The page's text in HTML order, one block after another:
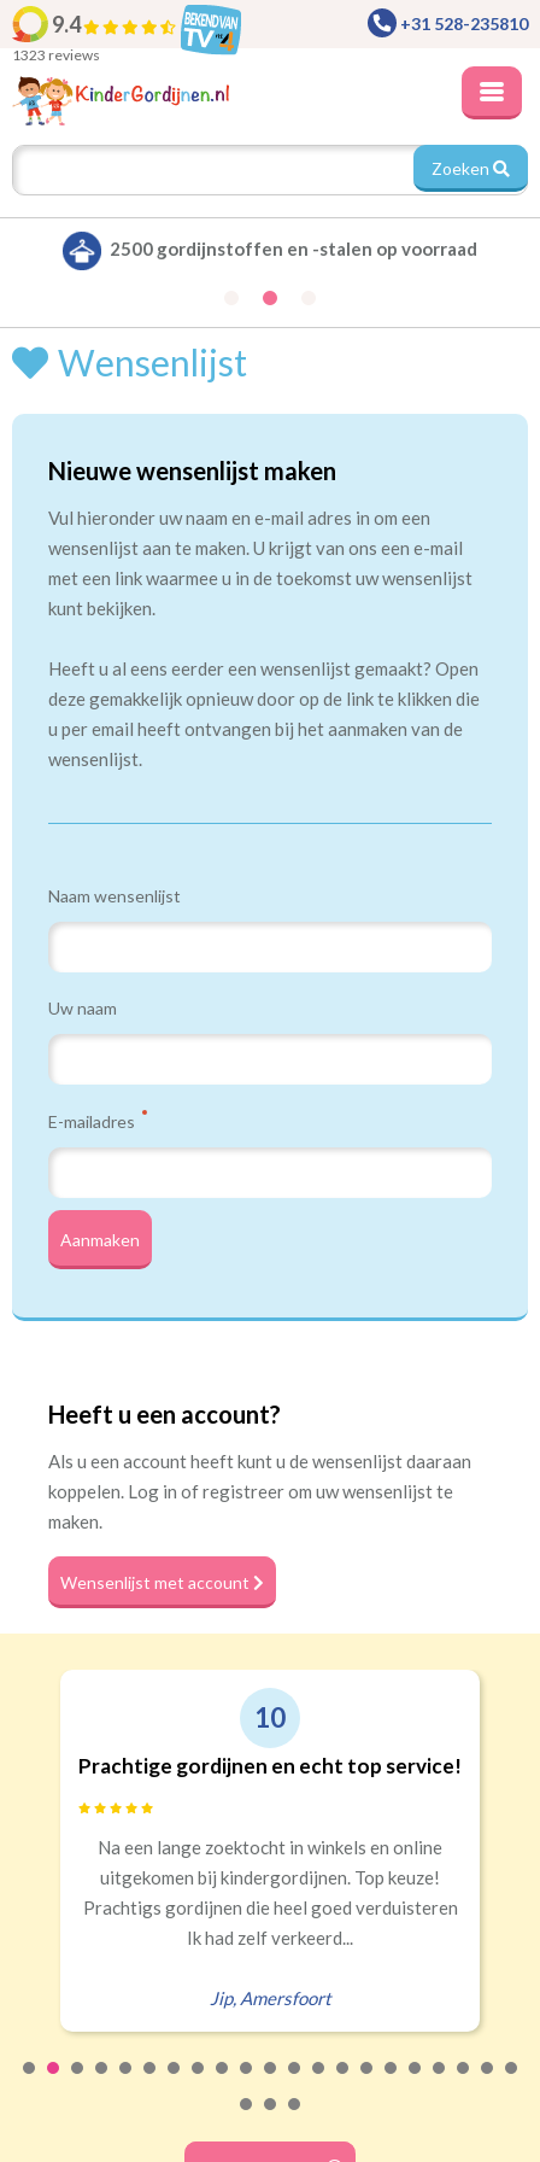
9.4
1323 reviews
+31 528-235810
Zoeken
2500 gordijnstoffen en -stalen op voorraad
Wensenlijst
Nieuwe wensenlijst maken
Vul hieronder uw naam en e-mail adres in om een
wensenlijst aan te maken. U krijgt van ons een e-mail
met een link waarmee u in de toekomst uw wensenlijst
kunt bekijken.
Heeft u al eens eerder een wensenlijst gemaakt? Open
deze gemakkelijk opnieuw door op de link te klikken die
u per email heeft ontvangen bij het aanmaken van de
wensenlijst.
Naam wensenlijst
Uw naam
E-mailadres
Aanmaken
Heeft u een account?
Als u een account heeft kunt u de wensenlijst daaraan
koppelen. Log in of registreer om uw wensenlijst te
maken.
Wensenlijst met account
10
Prachtige gordijnen en echt top service!
Na een lange zoektocht in winkels en online
uitgekomen bij kindergordijnen. Top keuze!
Prachtigs gordijnen die heel goed verduisteren
Ik had zelf verkeerd...
Jip, Amersfoort